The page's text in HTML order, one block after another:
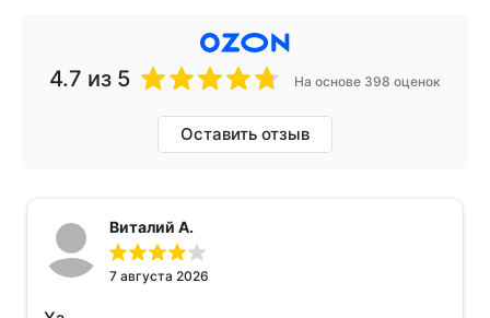
4.7 из 5 На основе 398 оценок
Оставить отзыв
Виталий А.
7 августа 2026